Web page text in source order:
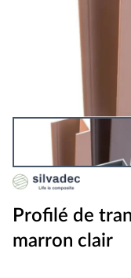
Profilé de
marron clair